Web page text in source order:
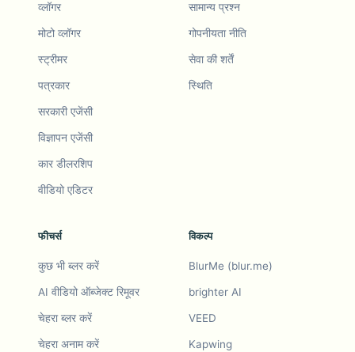
व्लॉगर
मोटो व्लॉगर
स्ट्रीमर
पत्रकार
सरकारी एजेंसी
विज्ञापन एजेंसी
कार डीलरशिप
वीडियो एडिटर
सामान्य प्रश्न
गोपनीयता नीति
सेवा की शर्तें
स्थिति
फीचर्स
कुछ भी ब्लर करें
AI वीडियो ऑब्जेक्ट रिमूवर
चेहरा ब्लर करें
चेहरा अनाम करें
विकल्प
BlurMe (blur.me)
brighter AI
VEED
Kapwing